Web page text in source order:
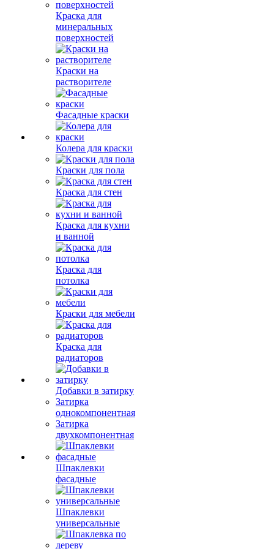
Краска для
минеральных
поверхностей
Краски на
растворителе
Фасадные краски
Колера для краски
Краски для пола
Краска для стен
Краска для кухни
и ванной
Краска для
потолка
Краски для мебели
Краска для
радиаторов
Добавки в затирку
Затирка
однокомпонентная
Затирка
двухкомпонентная
Шпаклевки
фасадные
Шпаклевки
универсальные